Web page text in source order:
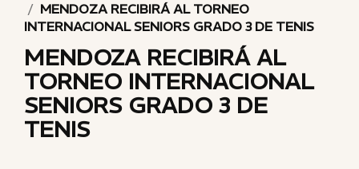
MENDOZA RECIBIRÁ AL TORNEO
INTERNACIONAL SENIORS GRADO 3 DE TENIS
MENDOZA RECIBIRÁ AL
TORNEO INTERNACIONAL
SENIORS GRADO 3 DE
TENIS